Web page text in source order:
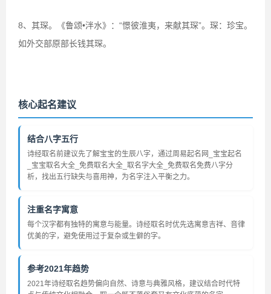
8、其琛。《鲁颂•泮水》：“憬彼淮夷，来献其琛”。琛：珍宝。
如外交部原部长钱其琛。
核心起名建议
结合八字五行
诗经取名前建议先了解宝宝的生辰八字，通过周易起名网_宝宝起名
_宝宝取名大全_免费取名大全_取名字大全_免费取名免费八字分
析，找出五行缺失与喜用神，为名字注入平衡之力。
注重名字寓意
每个汉字都有独特的寓意与能量。诗经取名时优先选寓意吉祥、音律
优美的字，避免使用过于复杂或生僻的字。
参考2021年趋势
2021年诗经取名趋势偏向自然、诗意与典雅风格，建议结合时代特